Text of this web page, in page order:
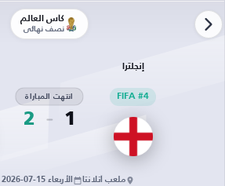
كأس العالم
نصف نهائي
إنجلترا
FIFA #4
1
انتهت المباراة
2
ملعب أتلانتا الأربعاء 15-07-2026 · 10:00 م